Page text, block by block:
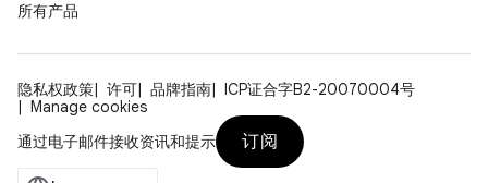
所有产品
隐私权政策 许可 品牌指南
ICP证合字B2-20070004号
Manage cookies
通过电子邮件接收资讯和提示
订阅